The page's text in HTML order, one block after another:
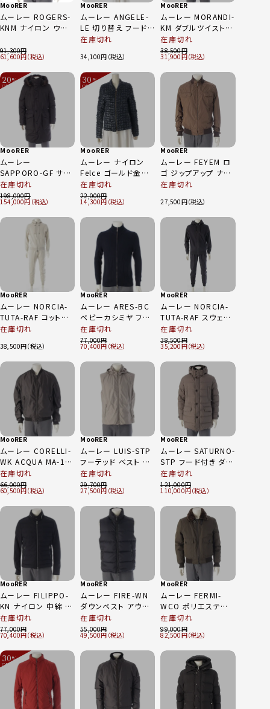
MooRER
ムーレー ROGERS-
KNM ナイロン ウー
替 ダウンジャケット
アウター ネイビー
48
91,300
61,600
MooRER
ムーレー ANGELE-
LE 切り替え フード
付き ジップアップ ダ
ブラック×ネイビー
38
在庫切れ
34,100
MooRER
ムーレー MORANDI-
KM ダブルツイスト
スプリング コート ア
ウター グレー 48
在庫切れ
38,500
31,900
20%
OFF
MooRER
ムーレー
SAPPORO-GF サッ
ポロ ダウンジャケッ
ト アウター ブラック
48
在庫切れ
198,000
154,000
30%
OFF
MooRER
ムーレー ナイロン
Felce ゴールド金具
ノーカラージャケット
アウター ネイビー
44
在庫切れ
22,000
14,300
MooRER
ムーレー FEYEM ロ
ゴ ジップアップ ナイ
ロンジャケット アウ
在庫切れ
27,500
MooRER
ムーレー NORCIA-
TUTA-RAF コットン
ジップアップ パーカ
セットアップ ベージ
ュ 48
在庫切れ
38,500
MooRER
ムーレー ARES-BC
ベビーカシミヤ フル
ジップ ハイネック セ
ーター トップス ネイ
ビー 48
在庫切れ
77,000
70,400
MooRER
ムーレー NORCIA-
TUTA-RAF スウェッ
ト スーツ セットアッ
プ ネイビー 48
在庫切れ
38,500
35,200
MooRER
ムーレー CORELLI-
WK ACQUA MA-1
ジャケット ブルゾン
アウター ブラック ダ
ークブラウン系 52
在庫切れ
66,000
60,500
MooRER
ムーレー LUIS-STP
フーテッド ベスト フ
ード 取り外し可能 グ
レー系 50
在庫切れ
29,700
27,500
MooRER
ムーレー SATURNO-
STP フード付き ダウ
ンジャケット コート
アウター グレー 46
在庫切れ
121,000
110,000
MooRER
ムーレー FILIPPO-
KN ナイロン 中綿 ジ
ップアップ ジャケット
ブルゾン アウター ブ
ラック 48
在庫切れ
77,000
70,400
MooRER
ムーレー FIRE-WN
ダウンベスト アウタ
ー ネイビー 48
在庫切れ
55,000
49,500
MooRER
ムーレー FERMI-
WCO ポリエステル
コットン G-1型 ファ
ーカラー ダウンジャ
ケット アウター カー
キグリーン 48
在庫切れ
99,000
82,500
30%
OFF